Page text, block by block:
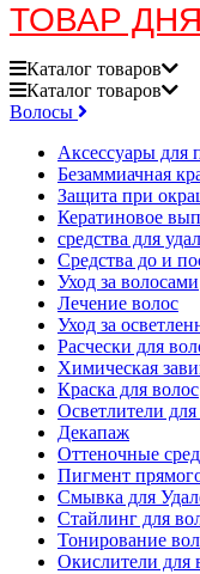
ТОВАР ДНЯ
Каталог товаров
Каталог товаров
Волосы
Аксессуары для
Безаммиачная
Защита при
Кератиновое
средства для
Средства до и
Уход за волосами
Лечение волос
Уход за
Расчески для
Химическая
Краска для волос
Осветлители для
Декапаж
Оттеночные
Пигмент
Смывка для
Стайлинг для
Тонирование
Окислители для